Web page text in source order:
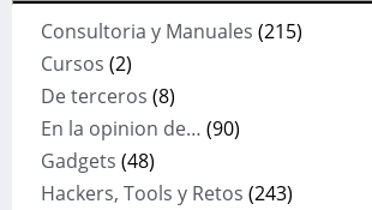
Consultoria y Manuales (215)
Cursos (2)
De terceros (8)
En la opinion de… (90)
Gadgets (48)
Hackers, Tools y Retos (243)